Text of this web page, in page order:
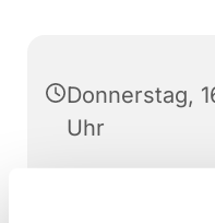
Donnerstag,
Uhr